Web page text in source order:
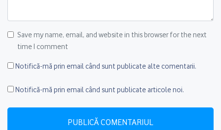
Save my name, email, and website in this browser for the next
time I comment
Notifică-mă prin email când sunt publicate alte comentarii.
Notifică-mă prin email când sunt publicate articole noi.